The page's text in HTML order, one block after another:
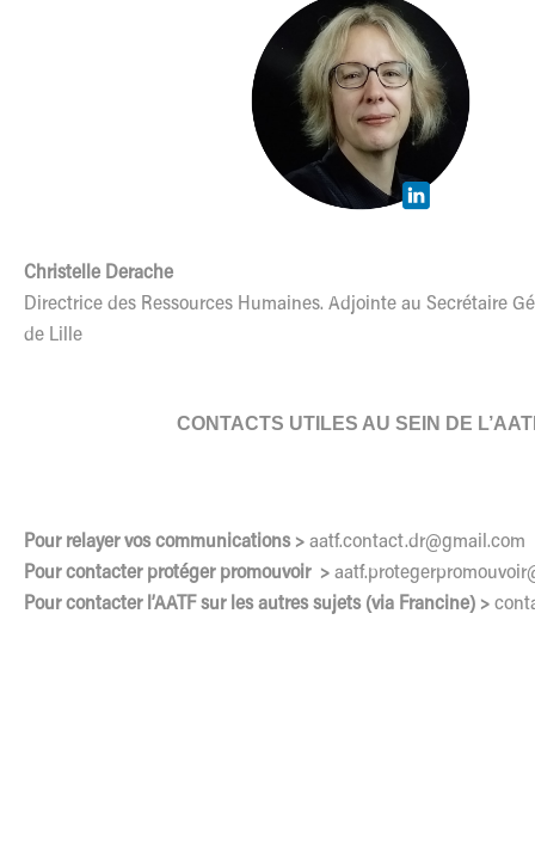
Christelle Derache
Directrice des Ressources Humaines. Adjointe au Secrétaire
de Lille
CONTACTS UTILES AU SEIN DE
Pour relayer vos communications > aatf.contact.dr@gmail.com
Pour contacter protéger promouvoir >
Pour contacter l’AATF sur les autres sujets (via Francine) >